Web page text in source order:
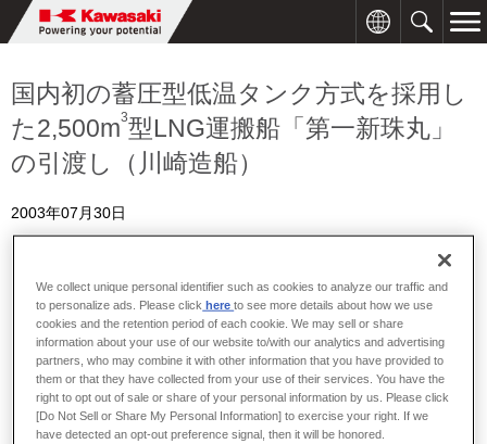
国内初の蓄圧型低温タンク方式を採用し
た2,500m3型LNG運搬船「第一新珠丸」
の引渡し（川崎造船）
2003年07月30日
We collect unique personal identifier such as cookies to analyze our traffic and
to personalize ads. Please click hereto see more details about how we use
cookies and the retention period of each cookie. We may sell or share
information about your use of our website to/with our analytics and advertising
partners, who may combine it with other information that you have provided to
them or that they have collected from your use of their services. You have the
right to opt out of sale or share of your personal information by us. Please click
[Do Not Sell or Share My Personal Information] to exercise your right. If we
have detected an opt-out preference signal, then it will be honored.